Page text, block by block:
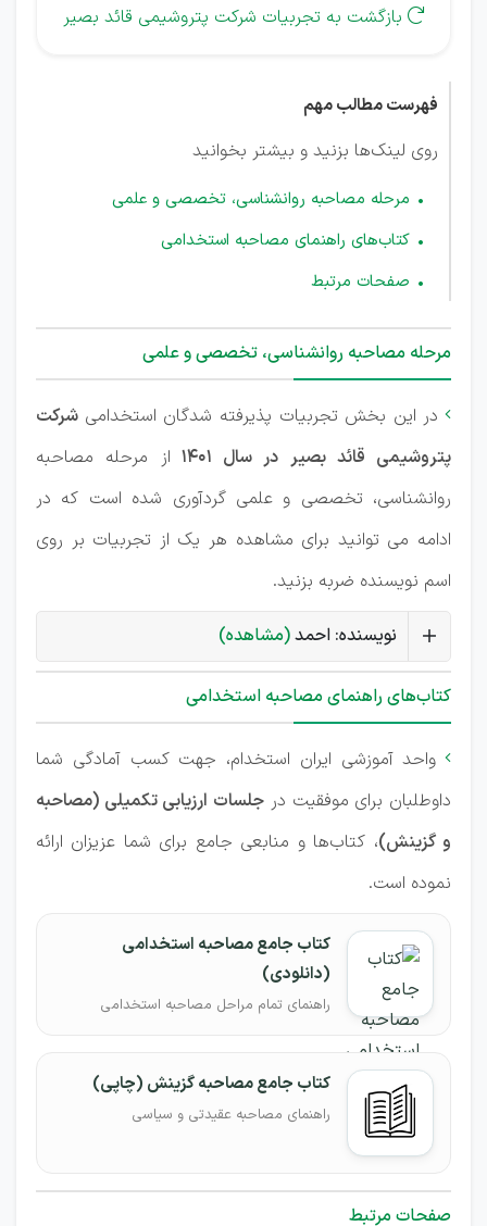
 بازگشت به تجربیات شرکت پتروشیمی قائد بصیر
فهرست مطالب مهم
روی لینک‌ها بزنید و بیشتر بخوانید
مرحله مصاحبه روانشناسی، تخصصی و علمی
کتاب‌های راهنمای مصاحبه استخدامی
صفحات مرتبط
مرحله مصاحبه روانشناسی، تخصصی و علمی
 در این بخش تجربیات پذیرفته شدگان استخدامی شرکت
پتروشیمی قائد بصیر در سال 1401
از مرحله مصاحبه
روانشناسی، تخصصی و علمی گردآوری شده است که در
ادامه می توانید برای مشاهده هر یک از تجربیات بر روی
اسم نویسنده ضربه بزنید.
نویسنده: احمد(مشاهده)
کتاب‌های راهنمای مصاحبه استخدامی
 واحد آموزشی ایران استخدام، جهت کسب آمادگی شما
داوطلبان برای موفقیت در جلسات ارزیابی تکمیلی (مصاحبه
و گزینش)، کتاب‌ها و منابعی جامع برای شما عزیزان ارائه
نموده است.
کتاب جامع مصاحبه استخدامی
(دانلودی)
راهنمای تمام مراحل مصاحبه استخدامی
کتاب جامع مصاحبه گزینش (چاپی)
راهنمای مصاحبه عقیدتی و سیاسی
صفحات مرتبط